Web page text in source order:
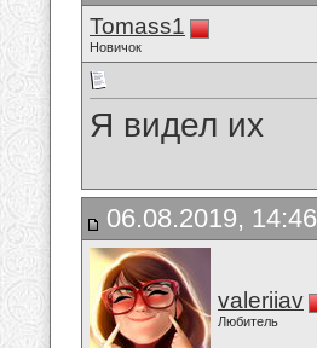
Tomass1
Новичок
Я видел их
06.08.2019, 14:46
valeriiav
Любитель